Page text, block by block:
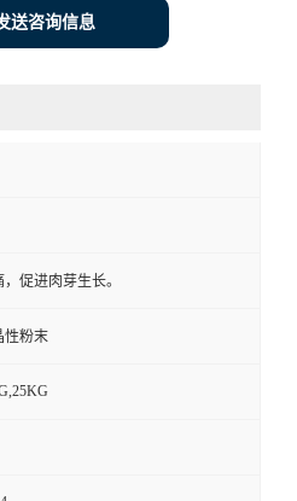
送咨询信息
促进肉芽生长。
性粉末